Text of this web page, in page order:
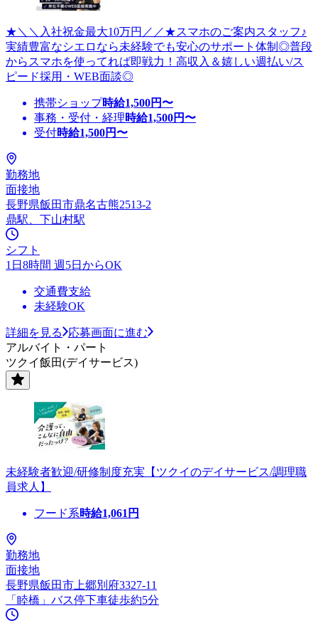
★＼＼入社祝金最大10万円／／★スマホのご案内スタッフ♪
実績豊富なシエロなら未経験でも安心のサポート体制◎普段
からスマホを使ってれば即戦力！高収入＆嬉しい週払い/ス
ピード採用・WEB面談◎
携帯ショップ時給1,500円〜
事務・受付・経理時給1,500円〜
受付時給1,500円〜
勤務地
面接地
長野県飯田市鼎名古熊2513-2
鼎駅、下山村駅
シフト
1日8時間 週5日からOK
交通費支給
未経験OK
詳細を見る
応募画面に進む
アルバイト・パート
ツクイ飯田(デイサービス)
未経験者歓迎/研修制度充実【ツクイのデイサービス/調理職
員求人】
フード系時給1,061 円
勤務地
面接地
長野県飯田市上郷別府3327-11
「睦橋」バス停下車徒歩約5分